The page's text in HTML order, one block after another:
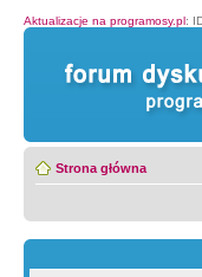
Aktualizacje na programosy.pl:
Strona główna